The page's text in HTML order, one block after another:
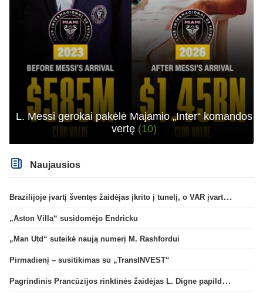
L. Messi gerokai pakėlė Majamio „Inter“ komandos
vertę (10)
Naujausios
Brazilijoje įvartį šventęs žaidėjas įkrito į tunelį, o VAR įvartį atšaukė
„Aston Villa“ susidomėjo Endricku
„Man Utd“ suteikė naują numerį M. Rashfordui
Pirmadienį – susitikimas su „TransINVEST“
Pagrindinis Prancūzijos rinktinės žaidėjas L. Digne papildė PSG gretas